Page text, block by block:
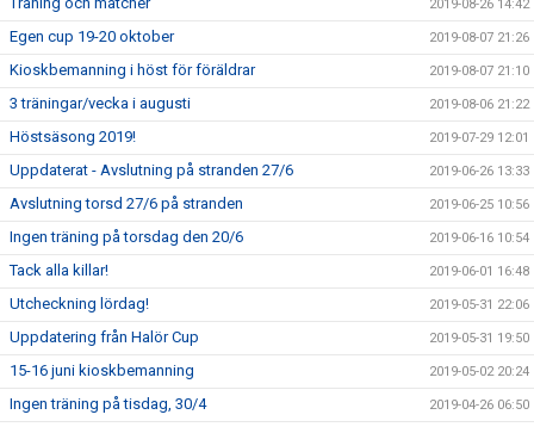
2019-08-26 14:42
Egen cup 19-20 oktober 2019-08-07 21:26
Kioskbemanning i höst för föräldrar 2019-08-07 21:10
3 träningar/vecka i augusti 2019-08-06 21:22
Höstsäsong 2019! 2019-07-29 12:01
Uppdaterat - Avslutning på stranden 27/6 2019-06-26 13:33
Avslutning torsd 27/6 på stranden 2019-06-25 10:56
Ingen träning på torsdag den 20/6 2019-06-16 10:54
Tack alla killar! 2019-06-01 16:48
Utcheckning lördag! 2019-05-31 22:06
Uppdatering från Halör Cup 2019-05-31 19:50
15-16 juni kioskbemanning 2019-05-02 20:24
Ingen träning på tisdag, 30/4 2019-04-26 06:50